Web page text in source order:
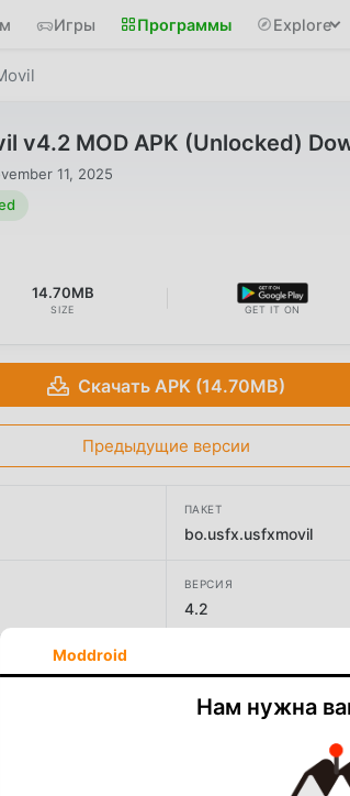
Игры Программы Explore
v4.2 MOD APK (Unlocked)
11, 2025
14.70MB
SIZE GET IT ON
Скачать APK (14.70MB)
Предыдущие версии
ПАКЕТ
bo.usfx.usfxmovil
ВЕРСИЯ
4.2
San Francisco Xavier
Moddroid
Нам нужна